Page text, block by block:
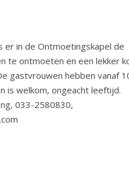
er in de Ontmoetingskapel de
te ontmoeten en een lekker
gastvrouwen hebben vanaf
is welkom, ongeacht leeftijd.
033-2580830,